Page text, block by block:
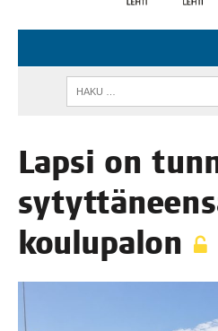
Lap­si on
koulupalon